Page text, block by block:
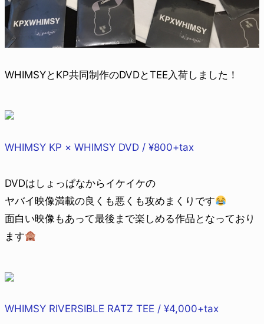
WHIMSYとKP共同制作のDVDとTEE入荷しました！
WHIMSY KP × WHIMSY DVD / ¥800+tax
DVDはしょっぱなからイケイケの
ヤバイ映像満載の良くも悪くも攻めまくりです
面白い映像もあって最後まで楽しめる作品となっており
ます
WHIMSY RIVERSIBLE RATZ TEE / ¥4,000+tax